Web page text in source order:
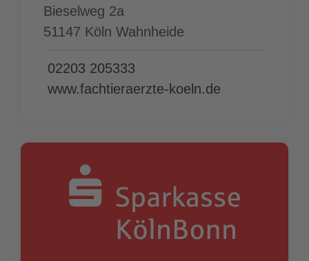
Bieselweg 2a
51147 Köln Wahnheide
02203 205333
www.fachtieraerzte-koeln.de